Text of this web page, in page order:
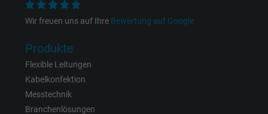
Zweck
Anzeigenausrichtung und
Name
Anbieter
Laufzeit 1 Jahr
Wir freuen uns auf Ihre Bewertung auf Google
Produkte
Flexible Leitungen
Kabelkonfektion
Messtechnik
Branchenlösungen